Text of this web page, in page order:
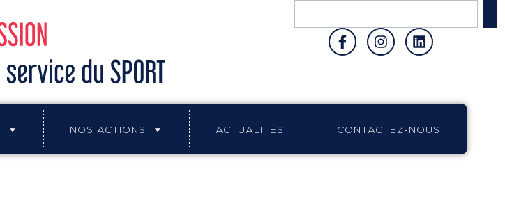
NOS ACTIONS ACTUALITÉS CONTACTEZ-NOUS